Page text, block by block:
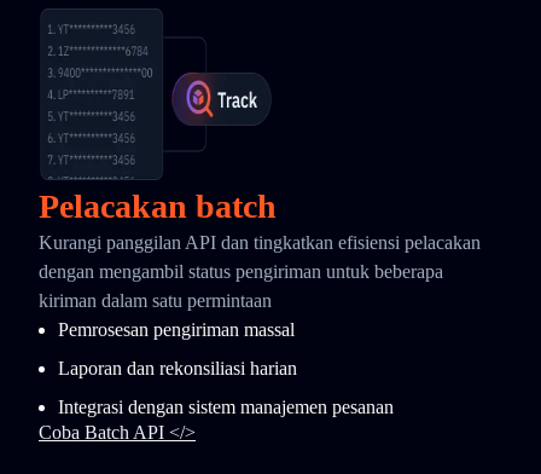
Pelacakan batch
Kurangi panggilan API dan tingkatkan efisiensi pelacakan
dengan mengambil status pengiriman untuk beberapa
kiriman dalam satu permintaan
Pemrosesan pengiriman massal
Laporan dan rekonsiliasi harian
Integrasi dengan sistem manajemen pesanan
Coba Batch API </>